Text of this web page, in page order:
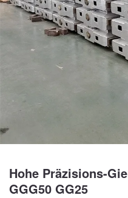
Hohe Präzisions-
GGG50 GG25